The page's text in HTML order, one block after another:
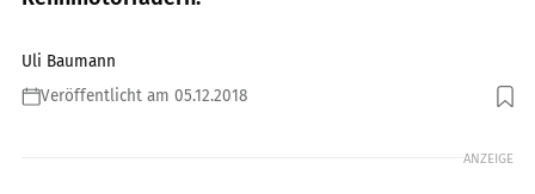
Uli Baumann
Veröffentlicht am 05.12.2018
Foto: BeFi Photography
ANZEIGE